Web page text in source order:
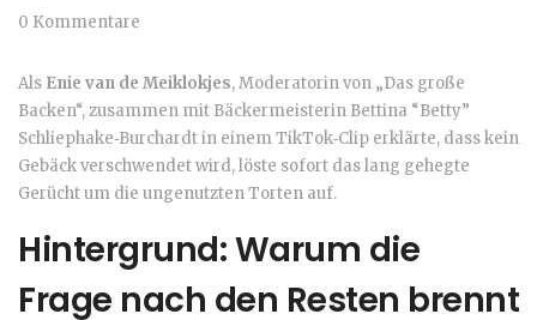
0 Kommentare
Als Enie van de Meiklokjes, Moderatorin von „Das große
Backen“, zusammen mit Bäckermeisterin Bettina “Betty”
Schliephake‑Burchardtin einem TikTok‑Clip erklärte, dass kein
Gebäck verschwendet wird, löste sofort das lang gehegte
Gerücht um die ungenutzten Torten auf.
Hintergrund: Warum die
Frage nach den Resten brennt